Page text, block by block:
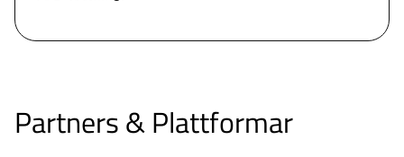
Partners & Plattformar